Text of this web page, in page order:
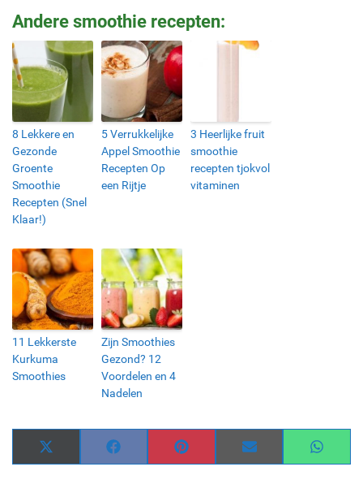
Andere smoothie recepten:
8 Lekkere en
Gezonde
Groente
Smoothie
Recepten (Snel
Klaar!)
5 Verrukkelijke
Appel Smoothie
Recepten Op
een Rijtje
3 Heerlijke fruit
smoothie
recepten tjokvol
vitaminen
11 Lekkerste
Kurkuma
Smoothies
Zijn Smoothies
Gezond? 12
Voordelen en 4
Nadelen
Share
on
Share
on
Share
on
Share
on
Share
on